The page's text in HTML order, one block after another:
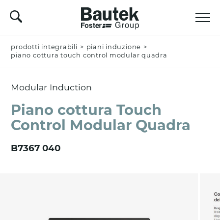
prodotti integrabili > piani induzione >
piano cottura touch control modular quadra
Modular Induction
Piano cottura Touch
Control Modular Quadra
B7367 040
Nominativo *
Email *